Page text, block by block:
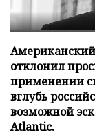
отклонил
применении
вглубь
возможной
Atlantic.